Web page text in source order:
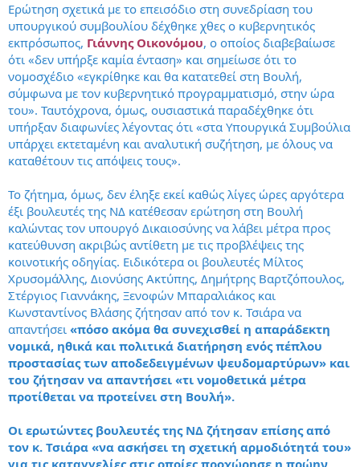
Ερώτηση σχετικά με το επεισόδιο στη συνεδρίαση του
υπουργικού συμβουλίου δέχθηκε χθες ο κυβερνητικός
εκπρόσωπος, Γιάννης Οικονόμου, ο οποίος διαβεβαίωσε
ότι «δεν υπήρξε καμία ένταση» και σημείωσε ότι το
νομοσχέδιο «εγκρίθηκε και θα κατατεθεί στη Βουλή,
σύμφωνα με τον κυβερνητικό προγραμματισμό, στην ώρα
του». Ταυτόχρονα, όμως, ουσιαστικά παραδέχθηκε ότι
υπήρξαν διαφωνίες λέγοντας ότι «στα Υπουργικά Συμβούλια
υπάρχει εκτεταμένη και αναλυτική συζήτηση, με όλους να
καταθέτουν τις απόψεις τους».
Το ζήτημα, όμως, δεν έληξε εκεί καθώς λίγες ώρες αργότερα
έξι βουλευτές της ΝΔ κατέθεσαν ερώτηση στη Βουλή
καλώντας τον υπουργό Δικαιοσύνης να λάβει μέτρα προς
κατεύθυνση ακριβώς αντίθετη με τις προβλέψεις της
κοινοτικής οδηγίας. Ειδικότερα οι βουλευτές Μίλτος
Χρυσομάλλης, Διονύσης Ακτύπης, Δημήτρης Βαρτζόπουλος,
Στέργιος Γιαννάκης, Ξενοφών Μπαραλιάκος και
Κωνσταντίνος Βλάσης ζήτησαν από τον κ. Τσιάρα να
απαντήσει «πόσο ακόμα θα συνεχισθεί η απαράδεκτη
νομικά, ηθικά και πολιτικά διατήρηση ενός πέπλου
προστασίας των αποδεδειγμένων ψευδομαρτύρων» και
του ζήτησαν να απαντήσει «τι νομοθετικά μέτρα
προτίθεται να προτείνει στη Βουλή».
Οι ερωτώντες βουλευτές της ΝΔ ζήτησαν επίσης από
τον κ. Τσιάρα «να ασκήσει τη σχετική αρμοδιότητά του»
για τις καταγγελίες στις οποίες προχώρησε η πρώην